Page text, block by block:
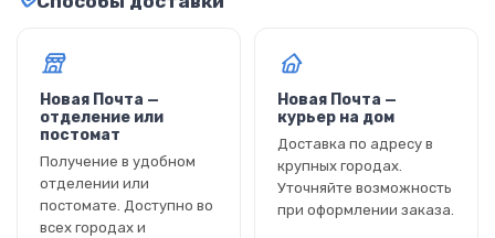
Новая Почта —
отделение или
постомат
Получение в удобном
отделении или
постомате. Доступно во
всех городах и
Новая Почта —
курьер на дом
Доставка по адресу в
крупных городах.
Уточняйте возможность
при оформлении заказа.